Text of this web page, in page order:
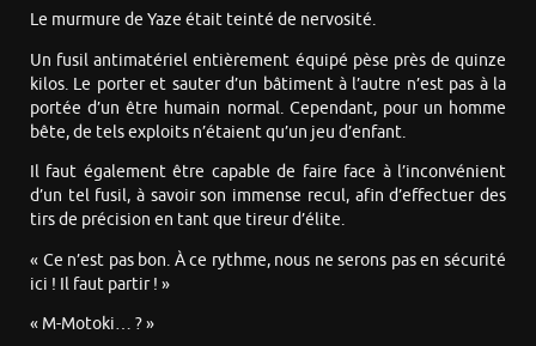
Le murmure de Yaze était teinté de nervosité.
Un fusil antimatériel entièrement équipé pèse près de quinze
kilos. Le porter et sauter d’un bâtiment à l’autre n’est pas à la
portée d’un être humain normal. Cependant, pour un homme
bête, de tels exploits n’étaient qu’un jeu d’enfant.
Il faut également être capable de faire face à l’inconvénient
d’un tel fusil, à savoir son immense recul, afin d’effectuer des
tirs de précision en tant que tireur d’élite.
« Ce n’est pas bon. À ce rythme, nous ne serons pas en sécurité
ici ! Il faut partir ! »
« M-Motoki… ? »